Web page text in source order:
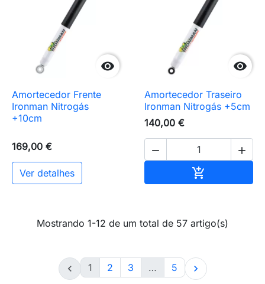

Amortecedor Frente
Ironman Nitrogás
+10cm
169,00 €
Ver detalhes

Amortecedor Traseiro
Ironman Nitrogás +5cm
140,00 €
 

Mostrando 1-12 de um total de 57 artigo(s)
 1 2 3 … 5 